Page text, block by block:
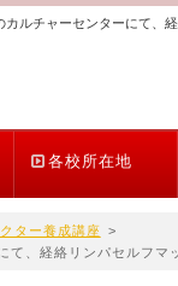
ルチャーセンターにて、
各校所在地
ター養成講座 >
、経絡リンパセルフマ